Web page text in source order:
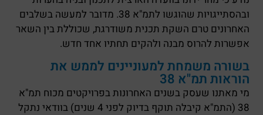
ובהסתייגויות שהוגשו לתמ"א 38. מדובר למעשה בשלבים
האחרונים טרם השקת תכנית משודרגת, שכוללת בין השאר
אפשרות להרוס מבנה ולהקים תחתיו אחד חדש.
בשורה משמחת למעוניינים לממש את
הוראות תמ"א 38
מי מאתנו שעסק בשנים האחרונות בפרויקטים מכוח תמ"א
38 (התמ"א קיבלה תוקף בדיוק לפני 4 שנים) בוודאי נתקל